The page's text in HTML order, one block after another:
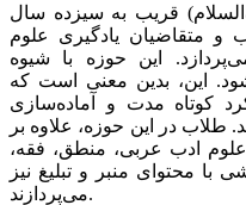
قریب به سیزده سال
متقاضیان یادگیری علوم
این حوزه با شیوه
این، بدین معنی است که
کوتاه مدت و آماده‌سازی
طلاب در این حوزه، علاوه بر
ادب عربی، منطق، فقه،
محتوای منبر و تبلیغ نیز
می‌پردازند.